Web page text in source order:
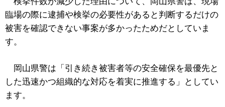
臨場の際に逮捕や検挙の必要性があると判断するだけの
被害を確認できない事案が多かったためだとしていま
す。
岡山県警は「引き続き被害者等の安全確保を最優先と
した迅速かつ組織的な対応を着実に推進する」としてい
ます。